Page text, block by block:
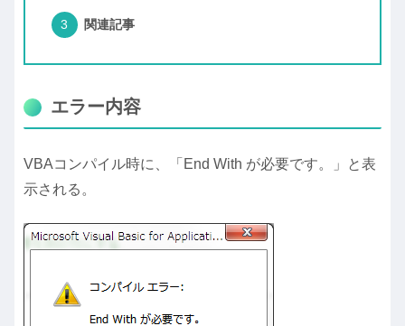
関連記事
エラー内容
VBAコンパイル時に、「End With が必要です。」と表
示される。